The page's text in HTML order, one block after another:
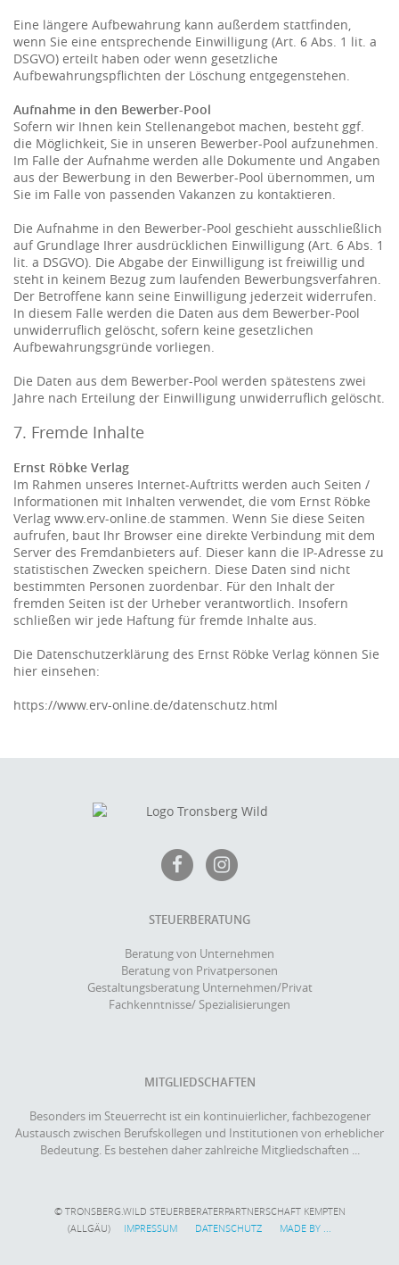
Eine längere Aufbewahrung kann außerdem stattfinden,
wenn Sie eine entsprechende Einwilligung (Art. 6 Abs. 1 lit. a
DSGVO) erteilt haben oder wenn gesetzliche
Aufbewahrungspflichten der Löschung entgegenstehen.
Aufnahme in den Bewerber-Pool
Sofern wir Ihnen kein Stellenangebot machen, besteht ggf.
die Möglichkeit, Sie in unseren Bewerber-Pool aufzunehmen.
Im Falle der Aufnahme werden alle Dokumente und Angaben
aus der Bewerbung in den Bewerber-Pool übernommen, um
Sie im Falle von passenden Vakanzen zu kontaktieren.
Die Aufnahme in den Bewerber-Pool geschieht ausschließlich
auf Grundlage Ihrer ausdrücklichen Einwilligung (Art. 6 Abs. 1
lit. a DSGVO). Die Abgabe der Einwilligung ist freiwillig und
steht in keinem Bezug zum laufenden Bewerbungsverfahren.
Der Betroffene kann seine Einwilligung jederzeit widerrufen.
In diesem Falle werden die Daten aus dem Bewerber-Pool
unwiderruflich gelöscht, sofern keine gesetzlichen
Aufbewahrungsgründe vorliegen.
Die Daten aus dem Bewerber-Pool werden spätestens zwei
Jahre nach Erteilung der Einwilligung unwiderruflich gelöscht.
7. Fremde Inhalte
Ernst Röbke Verlag
Im Rahmen unseres Internet-Auftritts werden auch Seiten /
Informationen mit Inhalten verwendet, die vom Ernst Röbke
Verlag www.erv-online.de stammen. Wenn Sie diese Seiten
aufrufen, baut Ihr Browser eine direkte Verbindung mit dem
Server des Fremdanbieters auf. Dieser kann die IP-Adresse zu
statistischen Zwecken speichern. Diese Daten sind nicht
bestimmten Personen zuordenbar. Für den Inhalt der
fremden Seiten ist der Urheber verantwortlich. Insofern
schließen wir jede Haftung für fremde Inhalte aus.
Die Datenschutzerklärung des Ernst Röbke Verlag können Sie
hier einsehen:
https://www.erv-online.de/datenschutz.html
STEUERBERATUNG
Beratung von Unternehmen
Beratung von Privatpersonen
Gestaltungsberatung Unternehmen/Privat
Fachkenntnisse/ Spezialisierungen
MITGLIEDSCHAFTEN
Besonders im Steuerrecht ist ein kontinuierlicher, fachbezogener
Austausch zwischen Berufskollegen und Institutionen von erheblicher
Bedeutung. Es bestehen daher zahlreiche Mitgliedschaften ...
© TRONSBERG.WILD STEUERBERATERPARTNERSCHAFT KEMPTEN
(ALLGÄU) IMPRESSUM DATENSCHUTZ MADE BY ...